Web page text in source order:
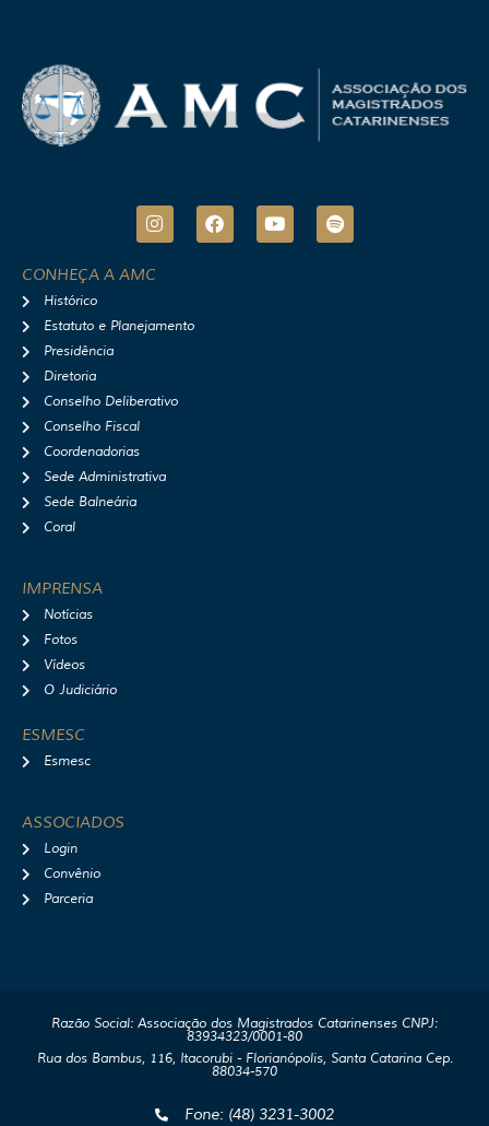
I
n
t
r
F
a
Y
o
S
p
CONHEÇA A AMC
Histórico
Estatuto e Planejamento
Presidência
Diretoria
Conselho Deliberativo
Conselho Fiscal
Coordenadorias
Sede Administrativa
Sede Balneária
Coral
IMPRENSA
Notícias
Fotos
Vídeos
O Judiciário
ESMESC
Esmesc
ASSOCIADOS
Login
Convênio
Parceria
Razão Social: Associação dos Magistrados Catarinenses CNPJ:
83934323/0001-80
Rua dos Bambus, 116, Itacorubi - Florianópolis, Santa Catarina Cep.
88034-570
Fone: (48) 3231-3002